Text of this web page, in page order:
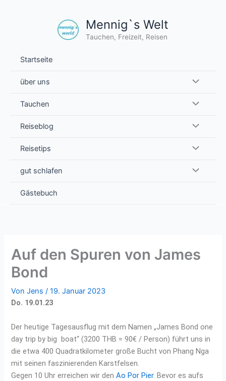
Mennig`s Welt
Tauchen, Freizeit, Reisen
Startseite
über uns
Tauchen
Reiseblog
Reisetips
gut schlafen
Gästebuch
Auf den Spuren von James
Bond
VonJens/19. Januar 2023
Do. 19.01.23
Der heutige Tagesausflug mit dem Namen „James Bond one
day trip by big boat“ (3200 THB = 90€ / Person) führt uns in
die etwa 400 Quadratkilometer große Bucht von Phang Nga
mit seinen faszinierenden Karstfelsen.
Gegen 10 Uhr erreichen wir denAo Por Pier. Bevor es aufs